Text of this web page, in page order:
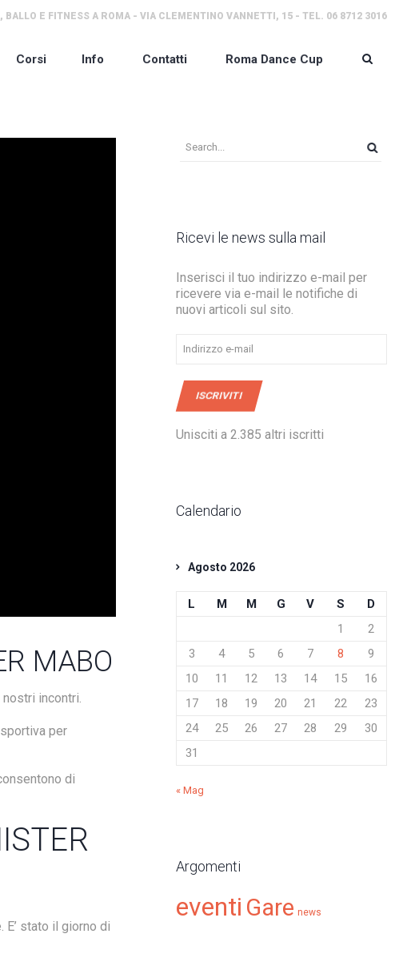
BALLO E FITNESS A ROMA - VIA CLEMENTINO VANNETTI, 15 - TEL. 06 8712 3016
Corsi Info Contatti Roma Dance Cup
MABO
incontri.
per
di
E’ stato il giorno di
Ricevi le news sulla mail
Inserisci il tuo indirizzo e-mail per
ricevere via e-mail le notifiche di
nuovi articoli sul sito.
Indirizzo
e-
ISCRIVITI
Unisciti a 2.385 altri iscritti
Calendario
Agosto 2026
L M M G V S
D
1
2
3
4 5 6 7 8
9
10
11 12 13 14 15
16
17
18 19 20 21 22
23
24
25 26 27 28 29
30
31
« Mag
Argomenti
eventi Gare news